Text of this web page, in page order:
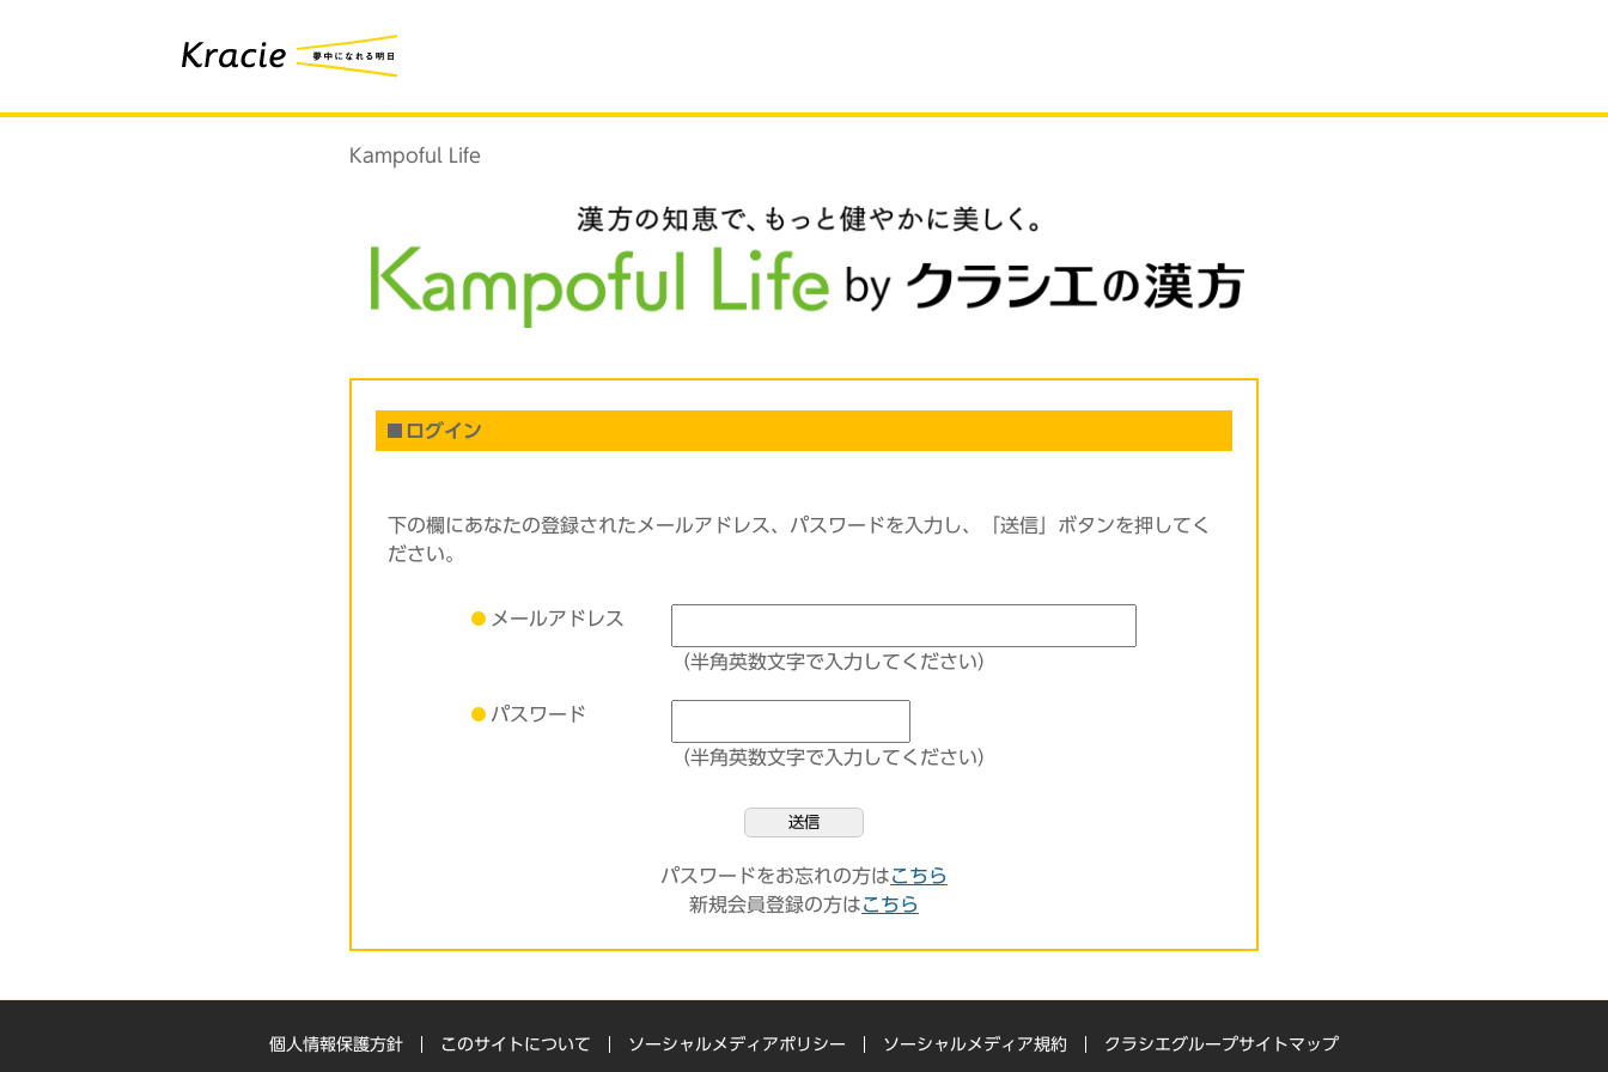
Kampoful Life
ログイン
下の欄にあなたの登録されたメールアドレス、パスワードを入力し、「送信」ボタンを押してく
ださい。
メールアドレス
（半角英数文字で入力してください）
パスワード
（半角英数文字で入力してください）
送信
パスワードをお忘れの方はこちら
新規会員登録の方はこちら
個人情報保護方針 このサイトについて ソーシャルメディアポリシー ソーシャルメディア規約 クラシエグループサイトマップ